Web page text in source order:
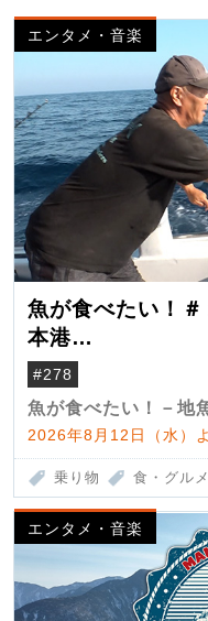
エンタメ・音楽
魚が食べたい！
本港
（クロマグロ）
#278
魚が食べたい！－地
2026年8月12日（水）
乗り物 食・グルメ
エンタメ・音楽